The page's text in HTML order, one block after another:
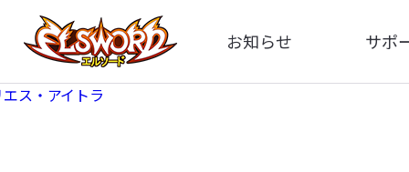
お知らせ
全体
サポ